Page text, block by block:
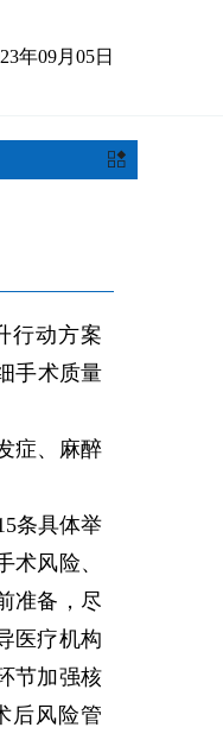
年09月05日
行动方案
手术质量
症、麻醉
条具体举
风险、
准备，尽
医疗机构
节加强核
后风险管